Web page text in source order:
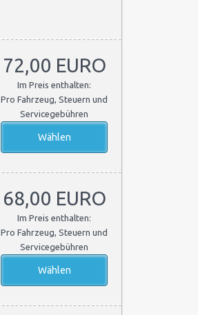
72,00 EURO
Im Preis enthalten:
Pro Fahrzeug, Steuern und
Servicegebühren
68,00 EURO
Im Preis enthalten:
Pro Fahrzeug, Steuern und
Servicegebühren